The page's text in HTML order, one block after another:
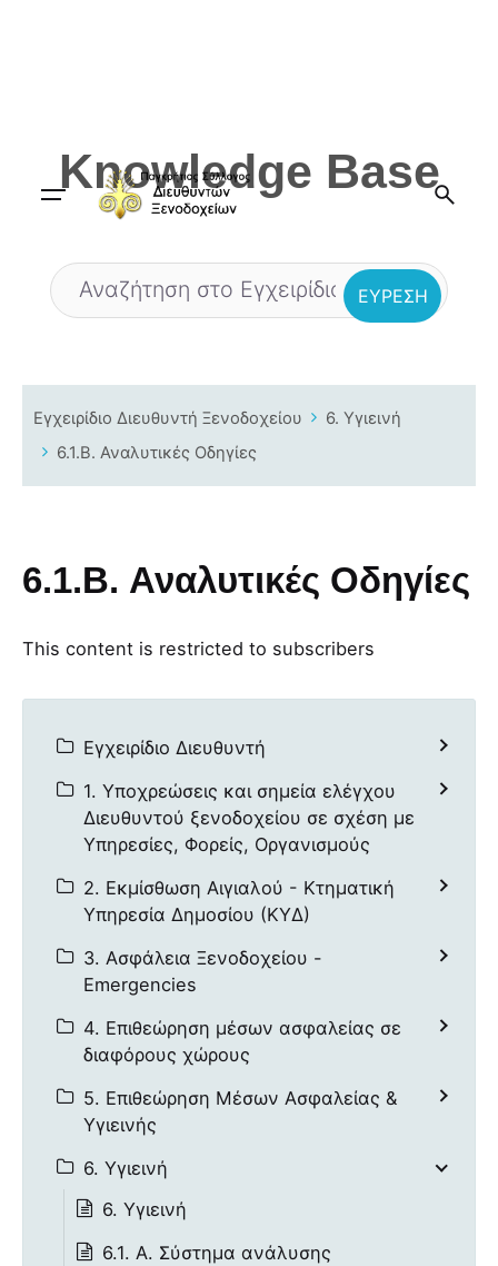
Knowledge Base
Εγχειρίδιο Διευθυντή Ξενοδοχείου
6. Υγιεινή
6.1.B. Αναλυτικές Οδηγίες
6.1.B. Αναλυτικές Οδηγίες
This content is restricted to subscribers
Εγχειρίδιο Διευθυντή
1. Υποχρεώσεις και σημεία ελέγχου
Διευθυντού ξενοδοχείου σε σχέση με
Υπηρεσίες, Φορείς, Οργανισμούς
2. Εκμίσθωση Αιγιαλού - Κτηματική
Υπηρεσία Δημοσίου (ΚΥΔ)
3. Ασφάλεια Ξενοδοχείου -
Emergencies
4. Επιθεώρηση μέσων ασφαλείας σε
διαφόρους χώρους
5. Επιθεώρηση Μέσων Ασφαλείας &
Υγιεινής
6. Υγιεινή
6. Υγιεινή
6.1. Α. Σύστημα ανάλυσης